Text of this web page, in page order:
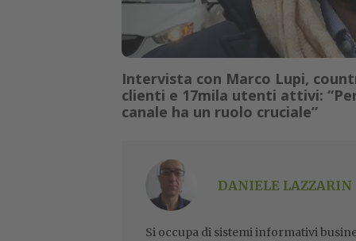
Intervista con Marco Lupi,
clienti e 17mila utenti attivi:
canale ha un ruolo cruciale”
DANIELE LAZZARIN
Si occupa di sistemi informativi